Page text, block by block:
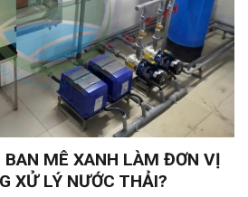
BAN MÊ XANH LÀM ĐƠN VỊ
XỬ LÝ NƯỚC THẢI?